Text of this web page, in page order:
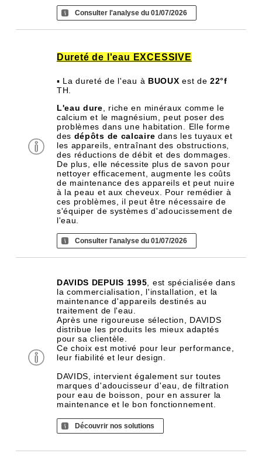
Consulter l'analyse du 01/07/2026
Dureté de l'eau EXCESSIVE
▪ La dureté de l'eau à BUOUX est de22°f
TH.
L'eau dure , riche en minéraux comme le
calcium et le magnésium, peut poser des
problèmes dans une habitation. Elle forme
des dépôts de calcaire dans les tuyaux et
les appareils, entraînant des obstructions,
des réductions de débit et des dommages.
De plus, elle nécessite plus de savon pour
nettoyer efficacement, augmente les coûts
de maintenance des appareils et peut nuire
à la peau et aux cheveux. Pour remédier à
ces problèmes, il peut être nécessaire de
s'équiper de systèmes d'adoucissement de
l'eau.
Consulter l'analyse du 01/07/2026
DAVIDS DEPUIS 1995 , est spécialisée dans
la commercialisation, l'installation, et la
maintenance d'appareils destinés au
traitement de l'eau.
Après une rigoureuse sélection, DAVIDS
distribue les produits les mieux adaptés
pour sa clientèle.
Ce choix est motivé pour leur performance,
leur fiabilité et leur design.
DAVIDS, intervient également sur toutes
marques d'adoucisseur d'eau, de filtration
pour eau de boisson, pour en assurer la
maintenance et le bon fonctionnement.
Découvrir nos solutions